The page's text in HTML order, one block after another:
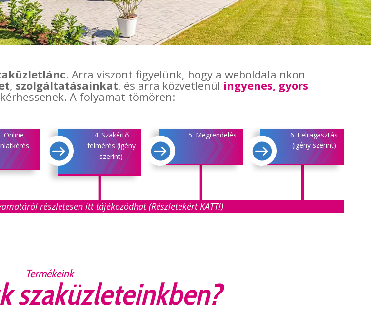
. Arra viszont figyelünk, hogy a weboldalainkon
, szolgáltatásainkat, és arra közvetlenül ingyenes, gyors
A folyamat tömören:
Online

4. Szakértő
felmérés (igény
szerint)

5. Megrendelés

6. Felragasztás
(igény szerint)
részletesen itt tájékozódhat (Részletekért KATT!)
Termékeink
szaküzleteinkben?